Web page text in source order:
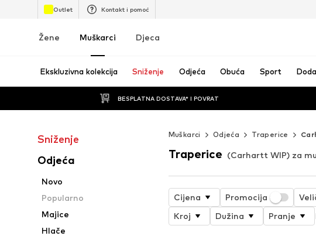
Outlet Kontakt i pomoć
Žene Muškarci Djeca
Ekskluzivna kolekcija Sniženje Odjeća Obuća Sport
BESPLATNA DOSTAVA* I POVRAT
Sniženje
Odjeća
Novo
Popularno
Majice
Hlače
Muškarci Odjeća Traperice
Traperice (Carhartt WIP) za
Cijena Promocija
Kroj
Dužina Pranje